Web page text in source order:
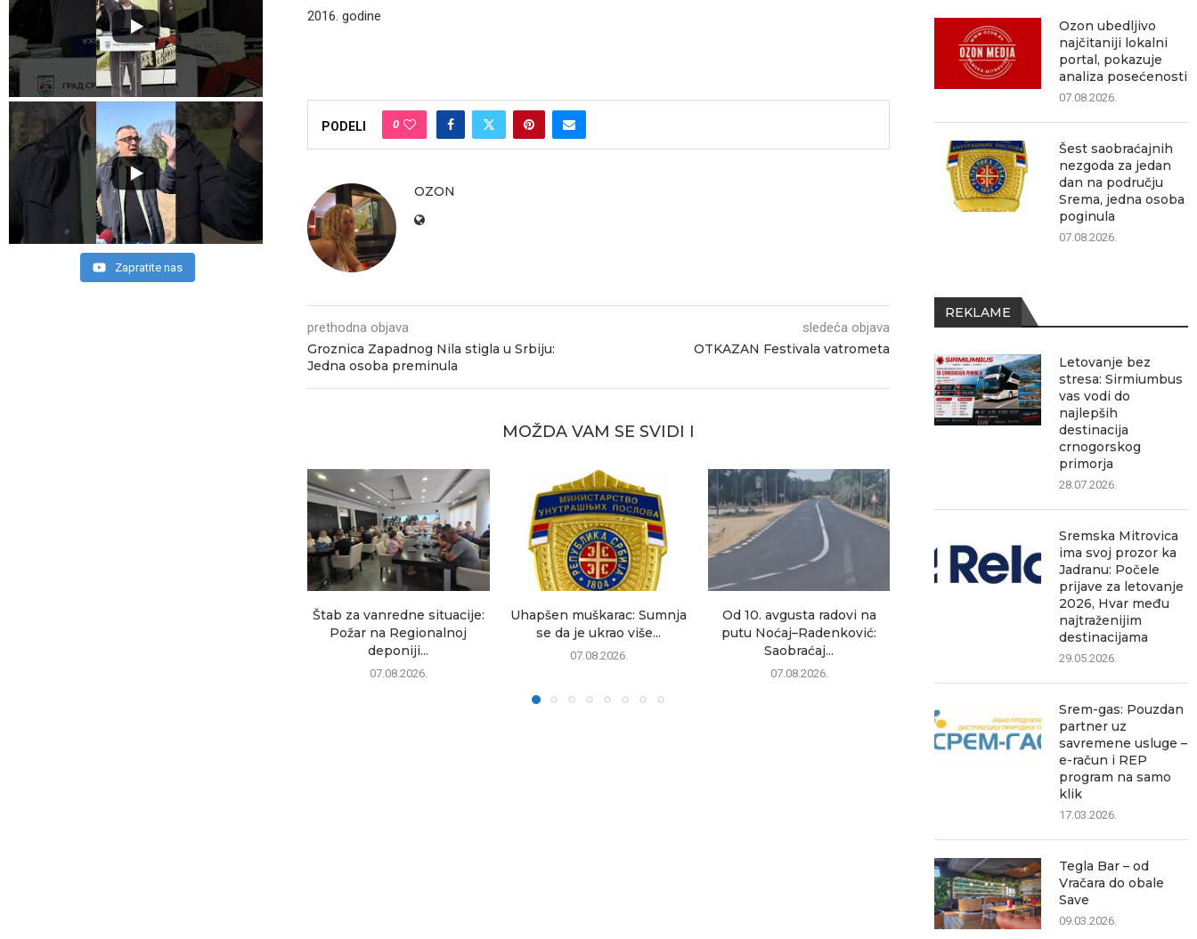
2016. godine
PODELI 0
OZON
prethodna objava
Groznica Zapadnog Nila stigla u Srbiju:
Jedna osoba preminula
sledeća objava
OTKAZAN Festivala vatrometa
MOŽDA VAM SE SVIDI I
Štab za vanredne situacije:
Požar na Regionalnoj
deponiji...
07.08.2026.
Uhapšen muškarac: Sumnja
se da je ukrao više...
07.08.2026.
Od 10. avgusta radovi na
putu Noćaj–Radenković:
Saobraćaj...
07.08.2026.
Ozon ubedljivo najčitaniji
lokalni portal, pokazuje
analiza posećenosti
Šest
za jedan
Ozon ubedljivo
najčitaniji lokalni
portal, pokazuje
analiza posećenosti
07.08.2026.
Šest saobraćajnih
nezgoda za jedan
dan na području
Srema, jedna osoba
poginula
07.08.2026.
REKLAME
Letovanje bez
stresa: Sirmiumbus
vas vodi do
najlepših
destinacija
crnogorskog
primorja
28.07.2026.
Sremska Mitrovica
ima svoj prozor ka
Jadranu: Počele
prijave za letovanje
2026, Hvar među
najtraženijim
destinacijama
29.05.2026.
Srem-gas: Pouzdan
partner uz
savremene usluge –
e-račun i REP
program na samo
klik
17.03.2026.
Tegla Bar – od
Vračara do obale
Save
09.03.2026.
Zapratite nas